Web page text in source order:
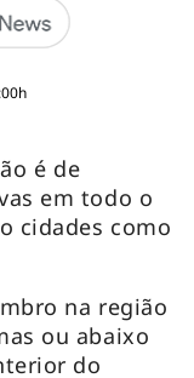
é de
em todo o
cidades como
na região
ou abaixo
do